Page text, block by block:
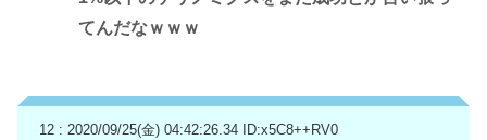
てんだなｗｗｗ
12 : 2020/09/25(金) 04:42:26.34 ID:x5C8++RV0